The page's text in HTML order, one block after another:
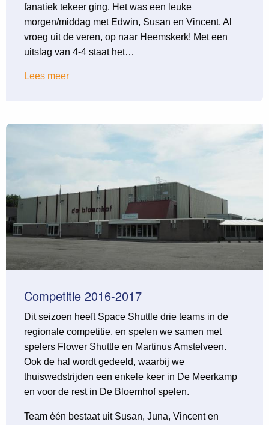
fanatiek tekeer ging. Het was een leuke
morgen/middag met Edwin, Susan en Vincent. Al
vroeg uit de veren, op naar Heemskerk! Met een
uitslag van 4-4 staat het…
Lees meer
Competitie 2016-2017
Dit seizoen heeft Space Shuttle drie teams in de
regionale competitie, en spelen we samen met
spelers Flower Shuttle en Martinus Amstelveen.
Ook de hal wordt gedeeld, waarbij we
thuiswedstrijden een enkele keer in De Meerkamp
en voor de rest in De Bloemhof spelen.
Team één bestaat uit Susan, Juna, Vincent en